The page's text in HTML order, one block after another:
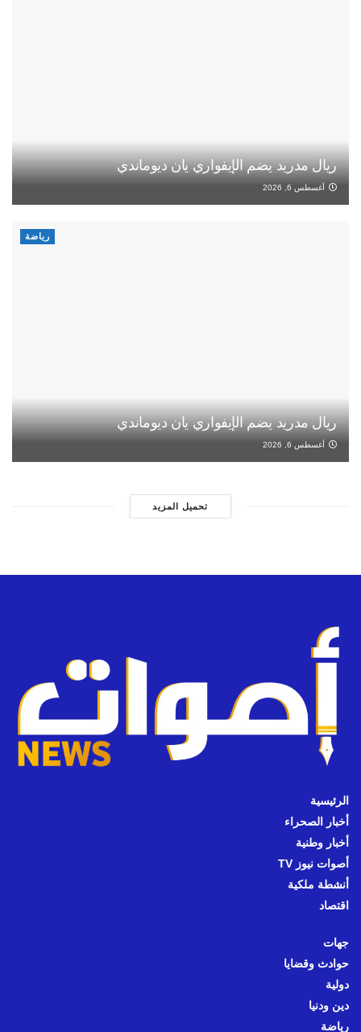
ريال مدريد يضم الإيفواري يان ديوماندي
أغسطس 6, 2026
رياضة
ريال مدريد يضم الإيفواري يان ديوماندي
أغسطس 6, 2026
تحميل المزيد
الرئيسية
أخبار الصحراء
أخبار وطنية
أصوات نيوز TV
أنشطة ملكية
اقتصاد
جهات
حوادث وقضايا
دولية
دين ودنيا
رياضة